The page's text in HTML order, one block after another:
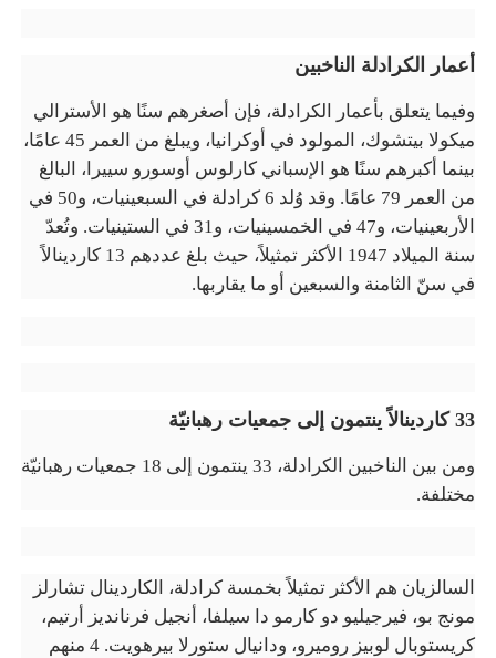
أعمار الكرادلة الناخبين
وفيما يتعلق بأعمار الكرادلة، فإن أصغرهم سنًا هو الأسترالي
ميكولا بيتشوك، المولود في أوكرانيا، ويبلغ من العمر 45 عامًا،
بينما أكبرهم سنًا هو الإسباني كارلوس أوسورو سييرا، البالغ
من العمر 79 عامًا
.
وقد وُلد 6 كرادلة في السبعينيات، و50 في
الأربعينيات، و47 في الخمسينيات، و31 في الستينيات. وتُعدّ
سنة الميلاد 1947 الأكثر تمثيلاً، حيث بلغ عددهم 13 كاردينالاً
في سنّ الثامنة والسبعين أو ما يقاربها.
33 كاردينالاً ينتمون إلى جمعيات رهبانيّة
ومن بين الناخبين الكرادلة، 33 ينتمون إلى 18 جمعيات رهبانيّة
مختلفة.
السالزيان هم الأكثر تمثيلاً بخمسة كرادلة، الكاردينال تشارلز
مونج بو، فيرجيليو دو كارمو دا سيلفا، أنجيل فرنانديز أرتيم،
كريستوبال لوبيز روميرو، ودانيال ستورلا بيرهويت. 4 منهم